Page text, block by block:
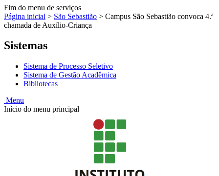
Fim do menu de serviços
Página inicial > São Sebastião > Campus São Sebastião convoca 4.ª
chamada de Auxílio-Criança
Sistemas
Sistema de Processo Seletivo
Sistema de Gestão Acadêmica
Bibliotecas
Menu
Início do menu principal